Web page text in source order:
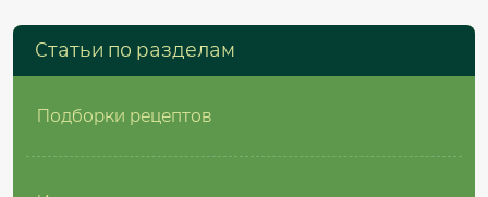
Cтатьи по разделам
Подборки рецептов